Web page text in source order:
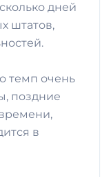
дней
штатов,
темп очень
поздние
в